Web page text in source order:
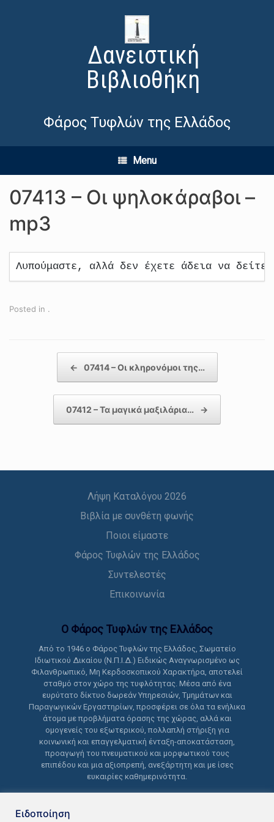
Δανειστική
Βιβλιοθήκη
Φάρος Τυφλών της Ελλάδος
Menu
07413 – Οι ψηλοκάραβοι –
mp3
Λυπούμαστε, αλλά δεν έχετε άδεια να δείτε
Posted in .
← 07414 – Οι κληρονόμοι της…
07412 – Τα μαγικά μαξιλάρια… →
Λήψη Καταλόγου 2026
Βιβλία με συνθέτη φωνής
Ποιοι είμαστε
Φάρος Τυφλών της Ελλάδος
Συντελεστές
Επικοινωνία
Ο Φάρος Τυφλών της Ελλάδoς
Από το 1946 ο Φάρος Τυφλών της Ελλάδος, Σωματείο
Ιδιωτικού Δικαίου (Ν.Π.Ι.Δ.) Ειδικώς Αναγνωρισμένο ως
Φιλανθρωπικό, Μη Κερδοσκοπικού Χαρακτήρα, αποτελεί
σταθμό στον χώρο της τυφλότητας. Μέσα από ένα
ευρύτατο δίκτυο δωρεάν Υπηρεσιών, Τμημάτων και
Παραγωγικών Εργαστηρίων, προσφέρει σε όλα τα ενήλικα
άτομα με προβλήματα όρασης της χώρας, αλλά και
ομογενείς του εξωτερικού, πολλαπλή στήριξη για
κοινωνική και επαγγελματική ένταξη-αποκατάσταση,
προαγωγή του πνευματικού και μορφωτικού τους
επιπέδου και μια αξιοπρεπή, ανεξάρτητη και με ίσες
ευκαιρίες καθημερινότητα.
Ειδοποίηση